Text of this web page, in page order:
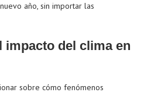
año, sin importar las
impacto del clima en
sobre cómo fenómenos